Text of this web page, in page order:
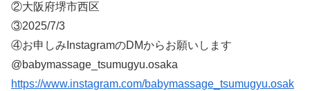
②大阪府堺市西区
③2025/7/3
④お申しみInstagramのDMからお願いします
@babymassage_tsumugyu.osaka
https://www.instagram.com/babymassage_tsumugyu.osak